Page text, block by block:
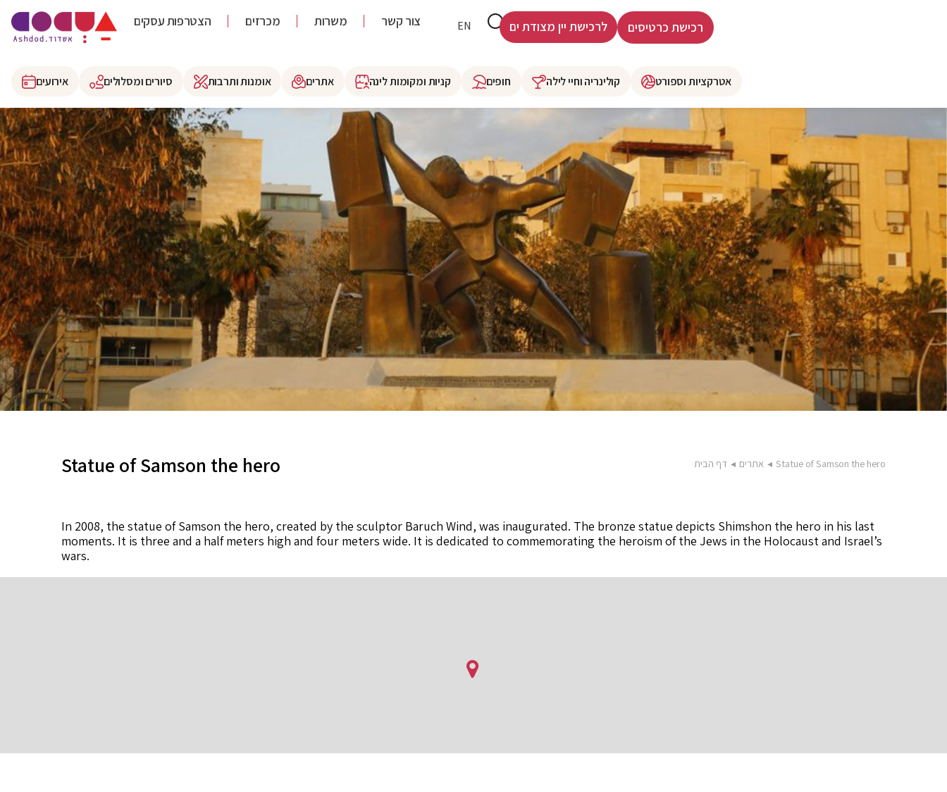
הצטרפות עסקים מכרזים משרות צור קשר EN
HE
לרכישת יין מצודת ים רכישת כרטיסים
אירועים סיורים ומסלולים אומנות ותרבות אתרים קניות ומקומות לינה חופים קולינריה וחיי לילה אטרקציות וספורט
Statue of Samson the hero דף הבית ◂ אתרים ◂ Statue of Samson the hero
In 2008, the statue of Samson the hero, created by the sculptor Baruch Wind, was inaugurated. The bronze statue depicts Shimshon the hero in his last
moments. It is three and a half meters high and four meters wide. It is dedicated to commemorating the heroism of the Jews in the Holocaust and Israel’s
wars.